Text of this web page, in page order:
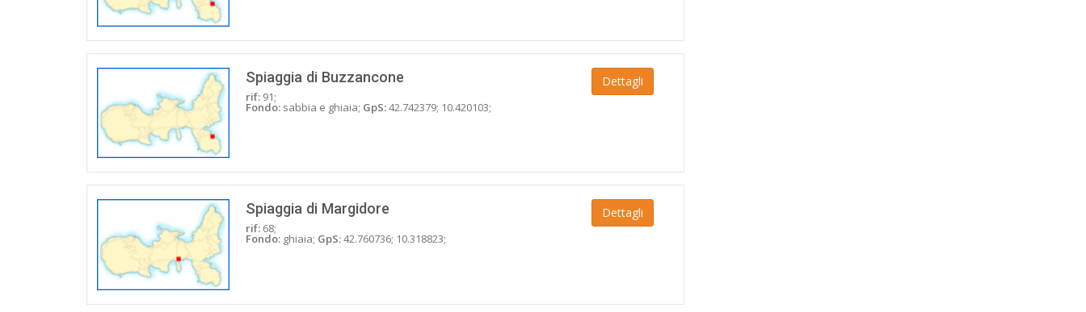
Spiaggia di Buzzancone
rif:91;
Fondo:sabbia e ghiaia; GpS:42.742379; 10.420103;
Dettagli
Spiaggia di Margidore
rif:68;
Fondo:ghiaia; GpS:42.760736; 10.318823;
Dettagli